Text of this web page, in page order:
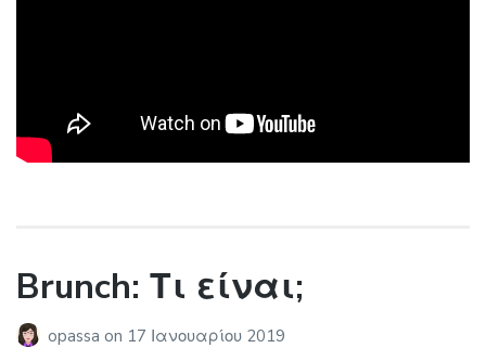
Brunch: Τι είναι;
opassa on 17 Ιανουαρίου 2019